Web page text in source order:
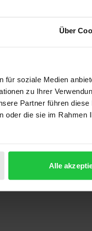
Über
für soziale Medien
zu Ihrer
Partner führen diese
oder die sie im Rahmen
Alle
equality in the
is a reality in Poland,
movement for the